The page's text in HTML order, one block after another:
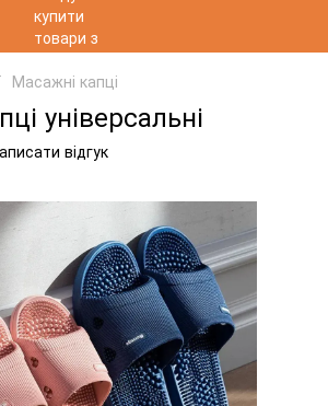
Масажні капці
універсальні
відгук